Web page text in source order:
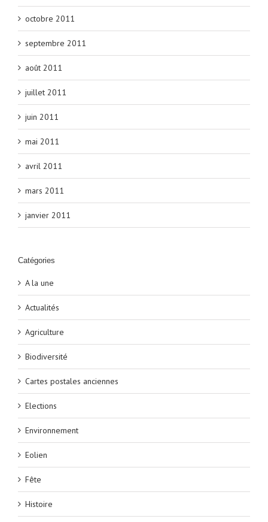
octobre 2011
septembre 2011
août 2011
juillet 2011
juin 2011
mai 2011
avril 2011
mars 2011
janvier 2011
Catégories
A la une
Actualités
Agriculture
Biodiversité
Cartes postales anciennes
Elections
Environnement
Eolien
Fête
Histoire